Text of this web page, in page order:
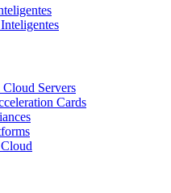
Servers
Cards